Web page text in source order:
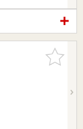
お気に入
りに追加